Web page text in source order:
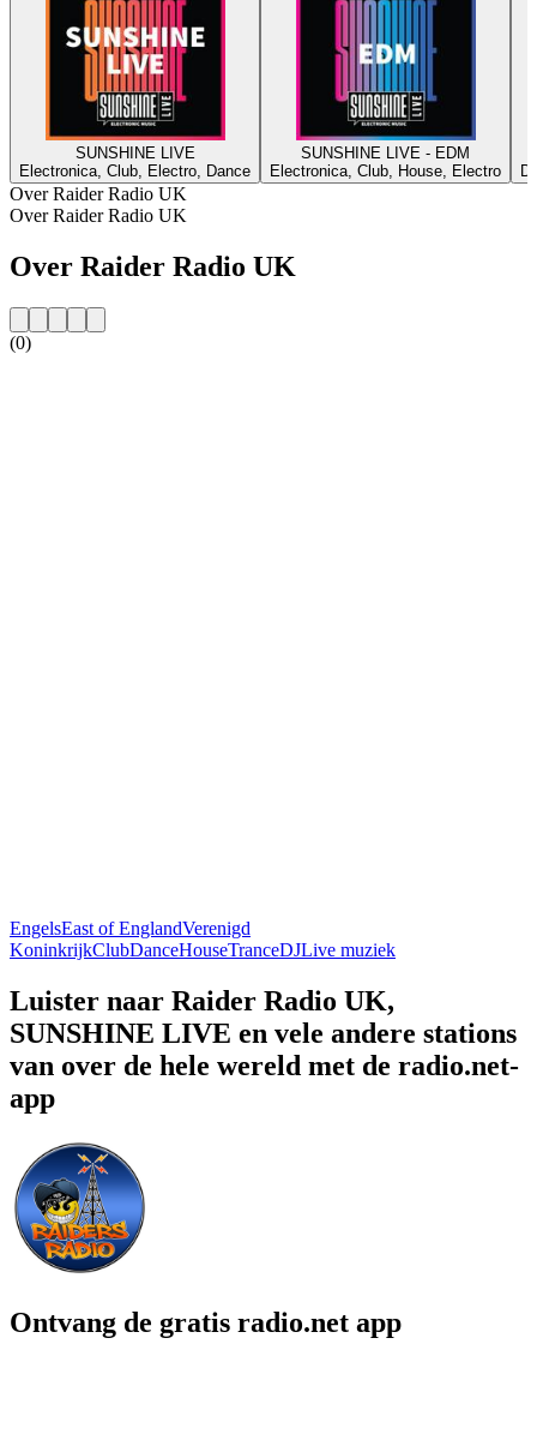
SUNSHINE LIVE
Electronica, Club, Electro, Dance
SUNSHINE LIVE - EDM
Electronica, Club, House, Electro
Over Raider Radio UK
Over Raider Radio UK
Over Raider Radio UK
(0)
EngelsEast of EnglandVerenigd
KoninkrijkClubDanceHouseTranceDJLive muziek
Luister naar Raider Radio UK,
SUNSHINE LIVE en vele andere stations
van over de hele wereld met de radio.net-
app
Ontvang de gratis radio.net app